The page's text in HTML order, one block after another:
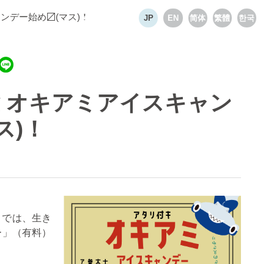
Select language JP EN 简体 繁體 한국
デー始め〼(マス)！
キアミアイスキャン
)！
は、生き
（有料）